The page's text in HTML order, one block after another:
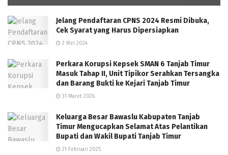
Jelang Pendaftaran CPNS 2024 Resmi Dibuka,
Cek Syarat yang Harus Dipersiapkan
2 Mei 2024
Perkara Korupsi Kepsek SMAN 6 Tanjab Timur
Masuk Tahap II, Unit Tipikor Serahkan Tersangka
dan Barang Bukti ke Kejari Tanjab Timur
31 Maret 2026
Keluarga Besar Bawaslu Kabupaten Tanjab
Timur Mengucapkan Selamat Atas Pelantikan
Bupati dan Wakil Bupati Tanjab Timur
21 Februari 2025